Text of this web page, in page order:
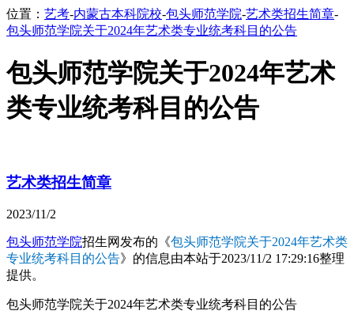
位置： 艺考-内蒙古本科院校-包头师范学院-艺术类招生简章-
包头师范学院关于2024年艺术类专业统考科目的公告
包头师范学院关于2024年艺术
类专业统考科目的公告
艺术类招生简章
2023/11/2
包头师范学院招生网发布的《包头师范学院关于2024年艺术类
专业统考科目的公告》的信息由本站于2023/11/2 17:29:16整理
提供。
包头师范学院关于2024年艺术类专业统考科目的公告